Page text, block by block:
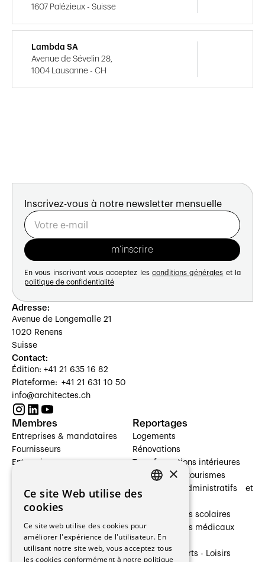
1607 Palézieux - Suisse
Lambda SA
Avenue de Sévelin 28,
1004 Lausanne - CH
Inscrivez-vous à notre newsletter mensuelle
En vous inscrivant vous acceptez les conditions générales et la
politique de confidentialité
Adresse:
Avenue de Longemalle 21
1020 Renens
Suisse
Contact:
Édition: +41 21 635 16 82
Plateforme: +41 21 631 10 50
info@architectes.ch
Membres
Entreprises & mandataires
Fournisseurs
Entreprises
Architectes paysagistes
Architectes d'intérieur
Entreprises générales
Ingénieurs et mandataires
Reportages
Logements
Rénovations
Transformations intérieures
Hôtelleries et tourismes
Bâtiments administratifs et
Établissements scolaires
Établissements médicaux
Villas
Cultures - Sports - Loisirs
×
Ce site Web utilise des
cookies
Ce site web utilise des cookies pour
améliorer l'expérience de l'utilisateur. En
utilisant notre site web, vous acceptez tous
les cookies conformément à notre politique